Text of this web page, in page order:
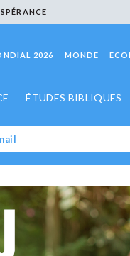
2026 MONDE
ÉTUDES BIBLIQUES